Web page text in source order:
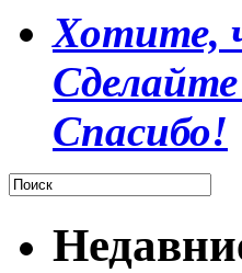
Хотите,
Спасибо!